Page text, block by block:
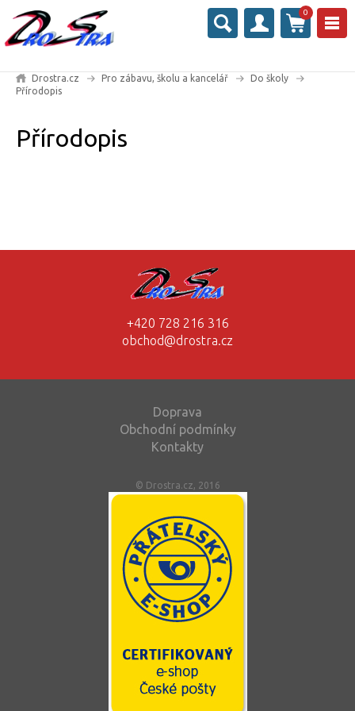
0
Drostra.cz Pro zábavu, školu a kancelář
Do školy
Přírodopis
Přírodopis
+420 728 216 316
obchod@drostra.cz
Doprava
Obchodní podmínky
Kontakty
© Drostra.cz, 2016